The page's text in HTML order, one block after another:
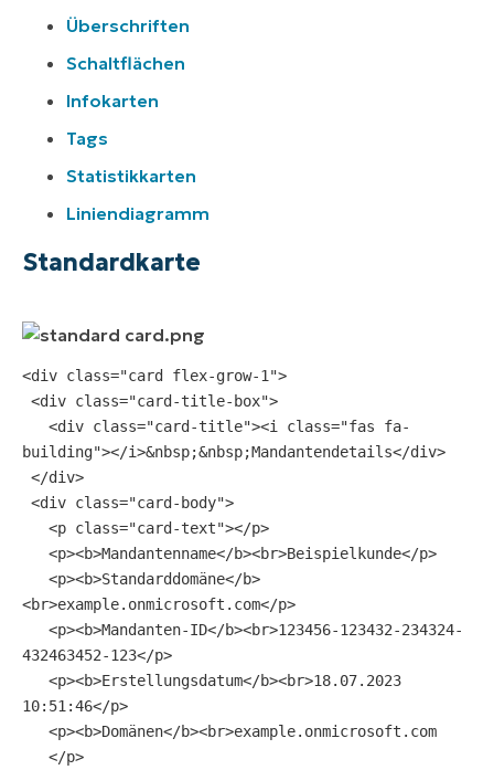
Überschriften
Schaltflächen
Infokarten
Tags
Statistikkarten
Liniendiagramm
Standardkarte
<div class="card flex-grow-1">
<div class="card-title-box">
building"></i>&nbsp;&nbsp;Mandantendetails</div>
</div>
<div class="card-body">
   <p class="card-text"></p>
   <p><b>Mandantenname</b><br>Beispielkunde</p>
<br>example.onmicrosoft.com</p>
432463452-123</p>
10:51:46</p>
   <p><b>Domänen</b><br>example.onmicrosoft.com
   </p>